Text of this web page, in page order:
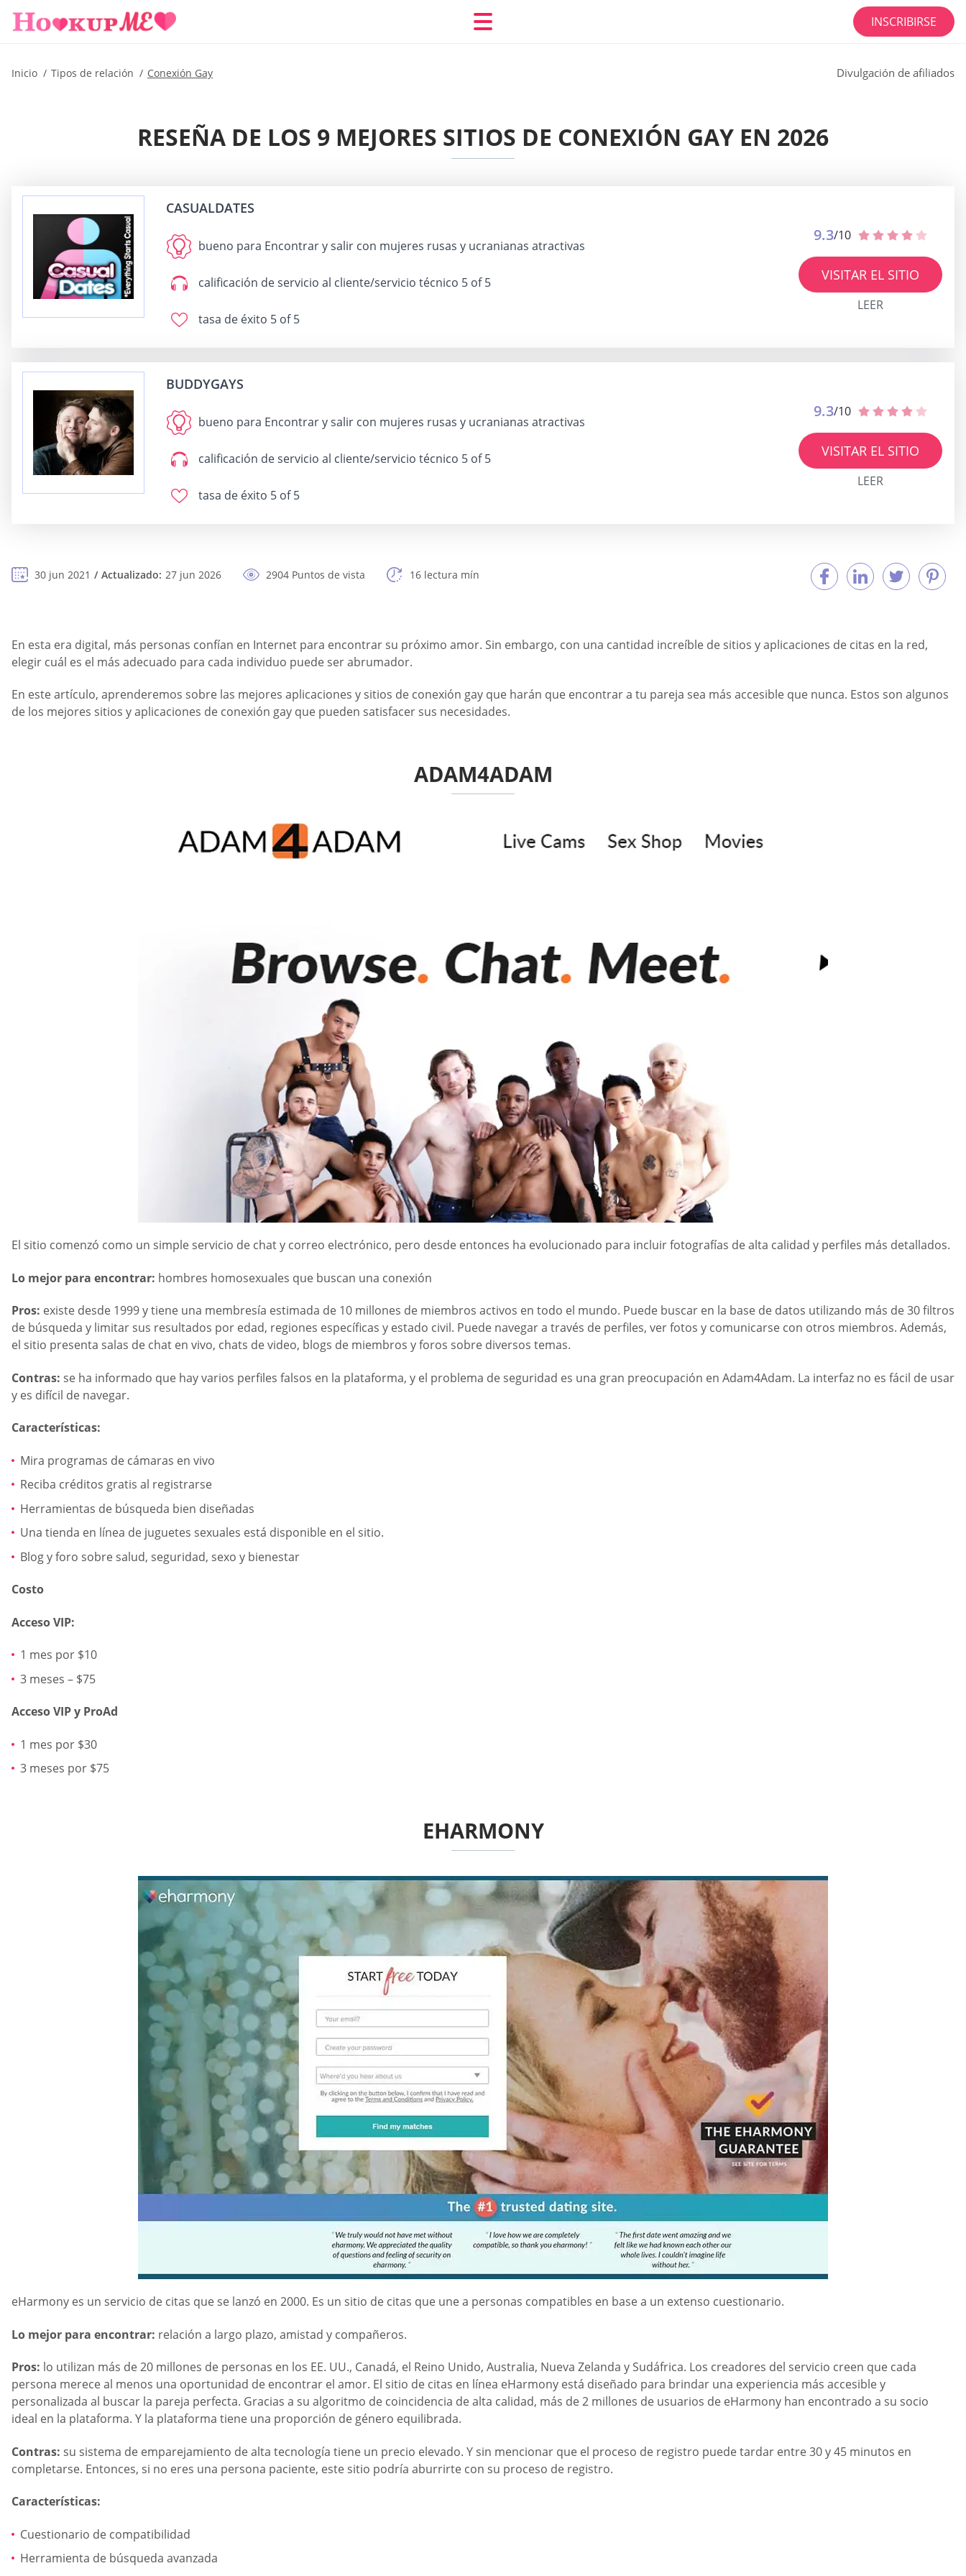
INSCRIBIRSE
Inicio Tipos de relación Conexión Gay Divulgación de afiliados
RESEÑA DE LOS 9 MEJORES SITIOS DE CONEXIÓN GAY EN 2026
CASUALDATES
bueno para Encontrar y salir con mujeres rusas y ucranianas atractivas
calificación de servicio al cliente/servicio técnico 5 of 5
tasa de éxito 5 of 5
9.3/10
VISITAR EL SITIO
LEER
BUDDYGAYS
bueno para Encontrar y salir con mujeres rusas y ucranianas atractivas
calificación de servicio al cliente/servicio técnico 5 of 5
tasa de éxito 5 of 5
9.3/10
VISITAR EL SITIO
LEER
30 jun 2021 Actualizado: 27 jun 2026 2904 Puntos de vista 16 lectura mín
En esta era digital, más personas confían en Internet para encontrar su próximo amor. Sin embargo, con una cantidad increíble de sitios y aplicaciones de citas en la red,
elegir cuál es el más adecuado para cada individuo puede ser abrumador.
En este artículo, aprenderemos sobre las mejores aplicaciones y sitios de conexión gay que harán que encontrar a tu pareja sea más accesible que nunca. Estos son algunos
de los mejores sitios y aplicaciones de conexión gay que pueden satisfacer sus necesidades.
ADAM4ADAM
El sitio comenzó como un simple servicio de chat y correo electrónico, pero desde entonces ha evolucionado para incluir fotografías de alta calidad y perfiles más detallados.
Lo mejor para encontrar: hombres homosexuales que buscan una conexión
Pros: existe desde 1999 y tiene una membresía estimada de 10 millones de miembros activos en todo el mundo. Puede buscar en la base de datos utilizando más de 30 filtros
de búsqueda y limitar sus resultados por edad, regiones específicas y estado civil. Puede navegar a través de perfiles, ver fotos y comunicarse con otros miembros. Además,
el sitio presenta salas de chat en vivo, chats de video, blogs de miembros y foros sobre diversos temas.
Contras: se ha informado que hay varios perfiles falsos en la plataforma, y el problema de seguridad es una gran preocupación en Adam4Adam. La interfaz no es fácil de usar
y es difícil de navegar.
Características:
Mira programas de cámaras en vivo
Reciba créditos gratis al registrarse
Herramientas de búsqueda bien diseñadas
Una tienda en línea de juguetes sexuales está disponible en el sitio.
Blog y foro sobre salud, seguridad, sexo y bienestar
Costo
Acceso VIP:
1 mes por $10
3 meses – $75
Acceso VIP y ProAd
1 mes por $30
3 meses por $75
EHARMONY
eHarmony es un servicio de citas que se lanzó en 2000. Es un sitio de citas que une a personas compatibles en base a un extenso cuestionario.
Lo mejor para encontrar: relación a largo plazo, amistad y compañeros.
Pros: lo utilizan más de 20 millones de personas en los EE. UU., Canadá, el Reino Unido, Australia, Nueva Zelanda y Sudáfrica. Los creadores del servicio creen que cada
persona merece al menos una oportunidad de encontrar el amor. El sitio de citas en línea eHarmony está diseñado para brindar una experiencia más accesible y
personalizada al buscar la pareja perfecta. Gracias a su algoritmo de coincidencia de alta calidad, más de 2 millones de usuarios de eHarmony han encontrado a su socio
ideal en la plataforma. Y la plataforma tiene una proporción de género equilibrada.
Contras: su sistema de emparejamiento de alta tecnología tiene un precio elevado. Y sin mencionar que el proceso de registro puede tardar entre 30 y 45 minutos en
completarse. Entonces, si no eres una persona paciente, este sitio podría aburrirte con su proceso de registro.
Características:
Cuestionario de compatibilidad
Herramienta de búsqueda avanzada